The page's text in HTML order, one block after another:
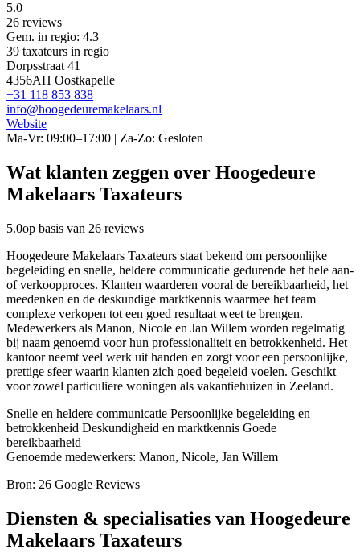
5.0
26 reviews
Gem. in regio: 4.3
39 taxateurs in regio
Dorpsstraat 41
4356AH Oostkapelle
+31 118 853 838
info@hoogedeuremakelaars.nl
Website
Ma-Vr: 09:00–17:00 | Za-Zo: Gesloten
Wat klanten zeggen over Hoogedeure
Makelaars Taxateurs
5.0op basis van 26 reviews
Hoogedeure Makelaars Taxateurs staat bekend om persoonlijke
begeleiding en snelle, heldere communicatie gedurende het hele aan-
of verkoopproces. Klanten waarderen vooral de bereikbaarheid, het
meedenken en de deskundige marktkennis waarmee het team
complexe verkopen tot een goed resultaat weet te brengen.
Medewerkers als Manon, Nicole en Jan Willem worden regelmatig
bij naam genoemd voor hun professionaliteit en betrokkenheid. Het
kantoor neemt veel werk uit handen en zorgt voor een persoonlijke,
prettige sfeer waarin klanten zich goed begeleid voelen. Geschikt
voor zowel particuliere woningen als vakantiehuizen in Zeeland.
Snelle en heldere communicatie Persoonlijke begeleiding en
betrokkenheid Deskundigheid en marktkennis Goede
bereikbaarheid
Genoemde medewerkers: Manon, Nicole, Jan Willem
Bron: 26 Google Reviews
Diensten & specialisaties van Hoogedeure
Makelaars Taxateurs